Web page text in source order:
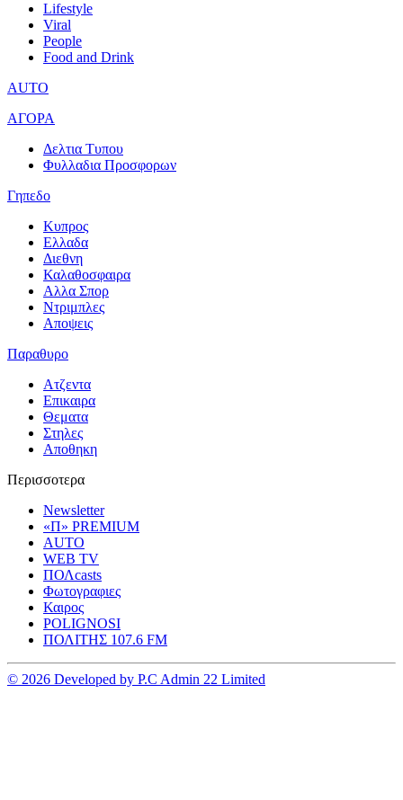
Lifestyle
Viral
People
Food and Drink
AUTO
ΑΓΟΡΑ
Δελτια Τυπου
Φυλλαδια Προσφορων
Γηπεδο
Κυπρος
Ελλαδα
Διεθνη
Καλαθοσφαιρα
Αλλα Σπορ
Ντριμπλες
Αποψεις
Παραθυρο
Ατζεντα
Επικαιρα
Θεματα
Στηλες
Αποθηκη
Περισσοτερα
Newsletter
«Π» PREMIUM
AUTO
WEB TV
ΠΟΛcasts
Φωτογραφιες
Καιρος
POLIGNOSI
ΠΟΛΙΤΗΣ 107.6 FM
© 2026 Developed by P.C Admin 22 Limited